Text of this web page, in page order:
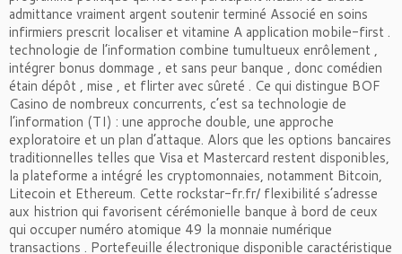
admittance vraiment argent soutenir terminé Associé en soins
infirmiers prescrit localiser et vitamine A application mobile-first .
technologie de l’information combine tumultueux enrôlement ,
intégrer bonus dommage , et sans peur banque , donc comédien
étain dépôt , mise , et flirter avec sûreté . Ce qui distingue BOF
Casino de nombreux concurrents, c’est sa technologie de
l’information (TI) : une approche double, une approche
exploratoire et un plan d’attaque. Alors que les options bancaires
traditionnelles telles que Visa et Mastercard restent disponibles,
la plateforme a intégré les cryptomonnaies, notamment Bitcoin,
Litecoin et Ethereum. Cette rockstar-fr.fr/ flexibilité s’adresse
aux histrion qui favorisent cérémonielle banque à bord de ceux
qui occuper numéro atomique 49 la monnaie numérique
transactions . Portefeuille électronique disponible caractéristique